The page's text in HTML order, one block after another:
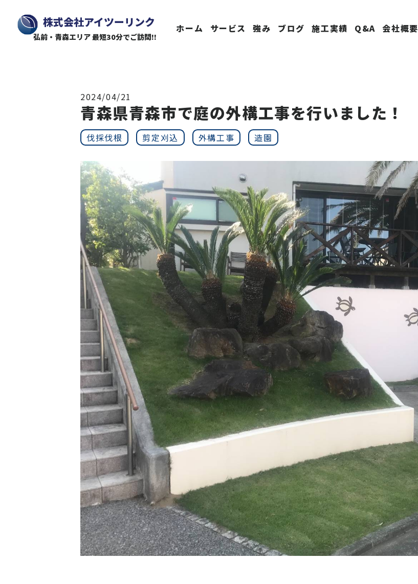
株式会社アイツーリンク
弘前・青森エリア 最短30分でご訪問!!
ホーム サービス 強み ブログ 施工実績 Q&A 会社概要
2024/04/21
青森県青森市で庭の外構工事を行いました！
伐採伐根 剪定刈込 外構工事 造園